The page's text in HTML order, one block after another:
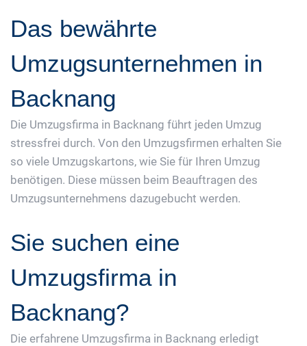
Das bewährte
Umzugsunternehmen in
Backnang
Die Umzugsfirma in Backnang führt jeden Umzug
stressfrei durch. Von den Umzugsfirmen erhalten Sie
so viele Umzugskartons, wie Sie für Ihren Umzug
benötigen. Diese müssen beim Beauftragen des
Umzugsunternehmens dazugebucht werden.
Sie suchen eine
Umzugsfirma in
Backnang?
Die erfahrene Umzugsfirma in Backnang erledigt